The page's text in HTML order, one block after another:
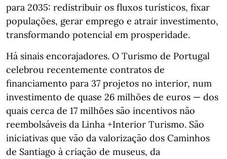
para 2035: redistribuir os fluxos turísticos, fixar
populações, gerar emprego e atrair investimento,
transformando potencial em prosperidade.
Há sinais encorajadores. O Turismo de Portugal
celebrou recentemente contratos de
financiamento para 37 projetos no interior, num
investimento de quase 26 milhões de euros — dos
quais cerca de 17 milhões são incentivos não
reembolsáveis da Linha +Interior Turismo. São
iniciativas que vão da valorização dos Caminhos
de Santiago à criação de museus, da